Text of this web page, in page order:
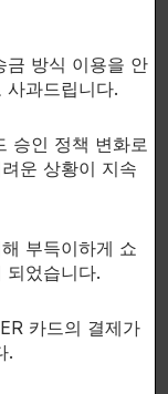
않는다는 것
으로도 변하지
빠른 힘의 증
분 보유를 피
금 방식 이용을 안
과드립니다.
승인 정책 변화로
운 상황이 지속
부득이하게 쇼
되었습니다.
카드의 결제가
.